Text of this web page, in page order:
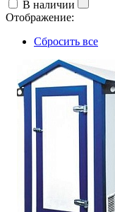
В наличии
Отображение:
Сбросить все